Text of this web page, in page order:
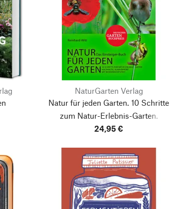
NaturGarten Verlag
Natur für jeden Garten. 10 Schritte
zum Natur-Erlebnis-Garten.
24,95 €